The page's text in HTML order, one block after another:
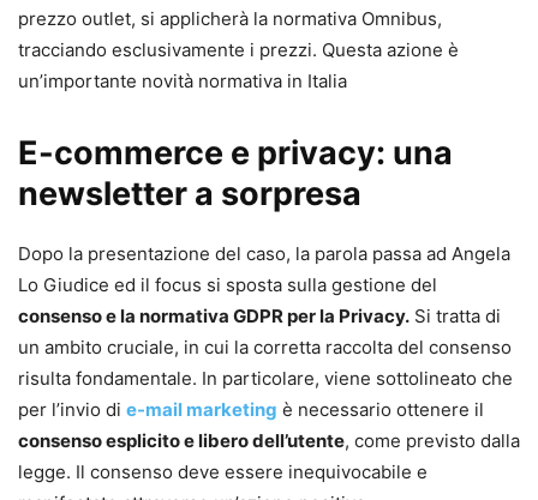
prezzo outlet, si applicherà la normativa Omnibus,
tracciando esclusivamente i prezzi. Questa azione è
un’importante novità normativa in Italia
E-commerce e privacy: una
newsletter a sorpresa
Dopo la presentazione del caso, la parola passa ad Angela
Lo Giudice ed il focus si sposta sulla gestione del
consenso e la normativa GDPR per la Privacy. Si tratta di
un ambito cruciale, in cui la corretta raccolta del consenso
risulta fondamentale. In particolare, viene sottolineato che
per l’invio di e-mail marketing è necessario ottenere il
consenso esplicito e libero dell’utente, come previsto dalla
legge. Il consenso deve essere inequivocabile e